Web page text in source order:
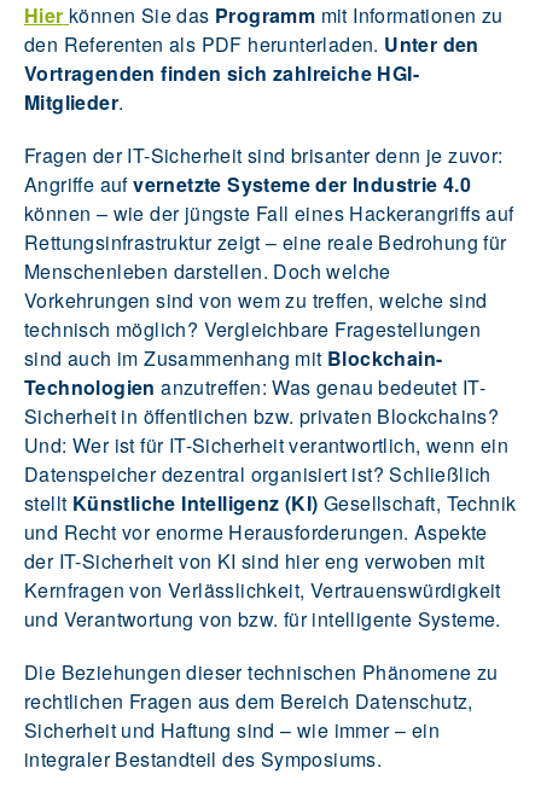
Hier können Sie das Programm mit Informationen zu
den Referenten als PDF herunterladen. Unter den
Vortragenden finden sich zahlreiche HGI-
Mitglieder.
Fragen der IT-Sicherheit sind brisanter denn je zuvor:
Angriffe aufvernetzte Systeme der Industrie 4.0
können – wie der jüngste Fall eines Hackerangriffs auf
Rettungsinfrastruktur zeigt – eine reale Bedrohung für
Menschenleben darstellen. Doch welche
Vorkehrungen sind von wem zu treffen, welche sind
technisch möglich? Vergleichbare Fragestellungen
sind auch im Zusammenhang mit Blockchain-
Technologien anzutreffen: Was genau bedeutet IT-
Sicherheit in öffentlichen bzw. privaten Blockchains?
Und: Wer ist für IT-Sicherheit verantwortlich, wenn ein
Datenspeicher dezentral organisiert ist? Schließlich
stellt Künstliche Intelligenz (KI) Gesellschaft, Technik
und Recht vor enorme Herausforderungen. Aspekte
der IT-Sicherheit von KI sind hier eng verwoben mit
Kernfragen von Verlässlichkeit, Vertrauenswürdigkeit
und Verantwortung von bzw. für intelligente Systeme.
Die Beziehungen dieser technischen Phänomene zu
rechtlichen Fragen aus dem Bereich Datenschutz,
Sicherheit und Haftung sind – wie immer – ein
integraler Bestandteil des Symposiums.